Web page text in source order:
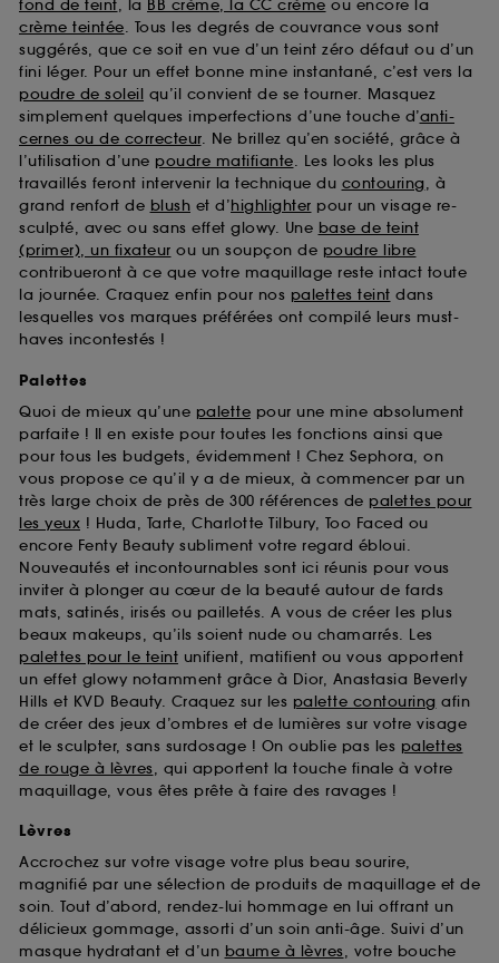
fond de teint, la BB crème, la CC crème ou encore la
crème teintée. Tous les degrés de couvrance vous sont
suggérés, que ce soit en vue d’un teint zéro défaut ou d’un
fini léger. Pour un effet bonne mine instantané, c’est vers la
poudre de soleil qu’il convient de se tourner. Masquez
simplement quelques imperfections d’une touche d’anti-
cernes ou de correcteur. Ne brillez qu’en société, grâce à
l’utilisation d’une poudre matifiante. Les looks les plus
travaillés feront intervenir la technique du contouring, à
grand renfort de blush et d’highlighter pour un visage re-
sculpté, avec ou sans effet glowy. Une base de teint
(primer), un fixateur ou un soupçon de poudre libre
contribueront à ce que votre maquillage reste intact toute
la journée. Craquez enfin pour nos palettes teint dans
lesquelles vos marques préférées ont compilé leurs must-
haves incontestés !
Palettes
Quoi de mieux qu’une palette pour une mine absolument
parfaite ! Il en existe pour toutes les fonctions ainsi que
pour tous les budgets, évidemment ! Chez Sephora, on
vous propose ce qu’il y a de mieux, à commencer par un
très large choix de près de 300 références de palettes pour
les yeux ! Huda, Tarte, Charlotte Tilbury, Too Faced ou
encore Fenty Beauty subliment votre regard ébloui.
Nouveautés et incontournables sont ici réunis pour vous
inviter à plonger au cœur de la beauté autour de fards
mats, satinés, irisés ou pailletés. A vous de créer les plus
beaux makeups, qu’ils soient nude ou chamarrés. Les
palettes pour le teint unifient, matifient ou vous apportent
un effet glowy notamment grâce à Dior, Anastasia Beverly
Hills et KVD Beauty. Craquez sur les palette contouring afin
de créer des jeux d’ombres et de lumières sur votre visage
et le sculpter, sans surdosage ! On oublie pas les palettes
de rouge à lèvres, qui apportent la touche finale à votre
maquillage, vous êtes prête à faire des ravages !
Lèvres
Accrochez sur votre visage votre plus beau sourire,
magnifié par une sélection de produits de maquillage et de
soin. Tout d’abord, rendez-lui hommage en lui offrant un
délicieux gommage, assorti d’un soin anti-âge. Suivi d’un
masque hydratant et d’un baume à lèvres, votre bouche